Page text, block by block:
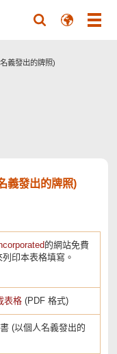
義發出的牌照)
義發出的牌照)
的網站免費
印本表格填寫。
表格 (PDF 格式)
(以個人名義發出的